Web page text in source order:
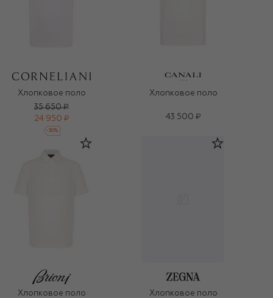
Хлопковое поло
35 650 ₽
24 950 ₽
-30%
Хлопковое поло
43 500 ₽
Хлопковое поло
Хлопковое поло